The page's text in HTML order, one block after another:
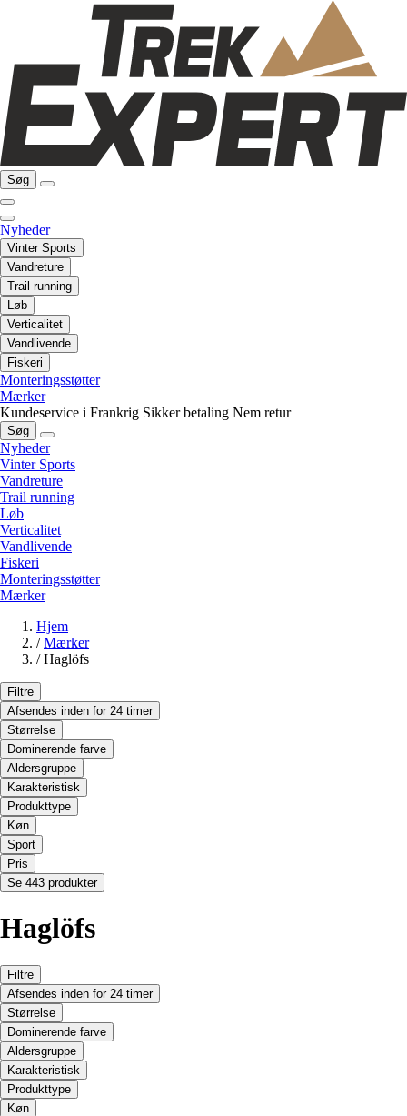
Søg
Nyheder
Vinter Sports
Vandreture
Trail running
Løb
Verticalitet
Vandlivende
Fiskeri
Monteringsstøtter
Mærker
Kundeservice i Frankrig Sikker betaling Nem retur
Søg
Nyheder
Vinter Sports
Vandreture
Trail running
Løb
Verticalitet
Vandlivende
Fiskeri
Monteringsstøtter
Mærker
Hjem
/ Mærker
/ Haglöfs
Filtre
Afsendes inden for 24 timer
Størrelse
Dominerende farve
Aldersgruppe
Karakteristisk
Produkttype
Køn
Sport
Pris
Se 443 produkter
Haglöfs
Filtre
Afsendes inden for 24 timer
Størrelse
Dominerende farve
Aldersgruppe
Karakteristisk
Produkttype
Køn